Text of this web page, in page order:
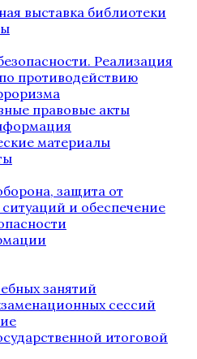
выставка библиотеки
Реализация
противодействию
правовые акты
материалы
защита от
и обеспечение
занятий
сессий
итоговой